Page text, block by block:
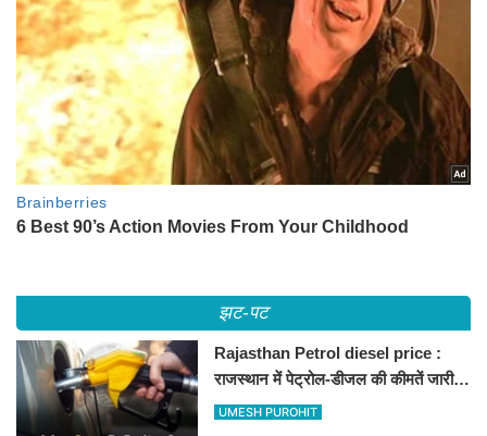
झट-पट
Rajasthan Petrol diesel price :
राजस्थान में पेट्रोल-डीजल की कीमतें जारी,
जानिए बीकानेर समेत पुरे प्रदेश में नए रेट
UMESH PUROHIT